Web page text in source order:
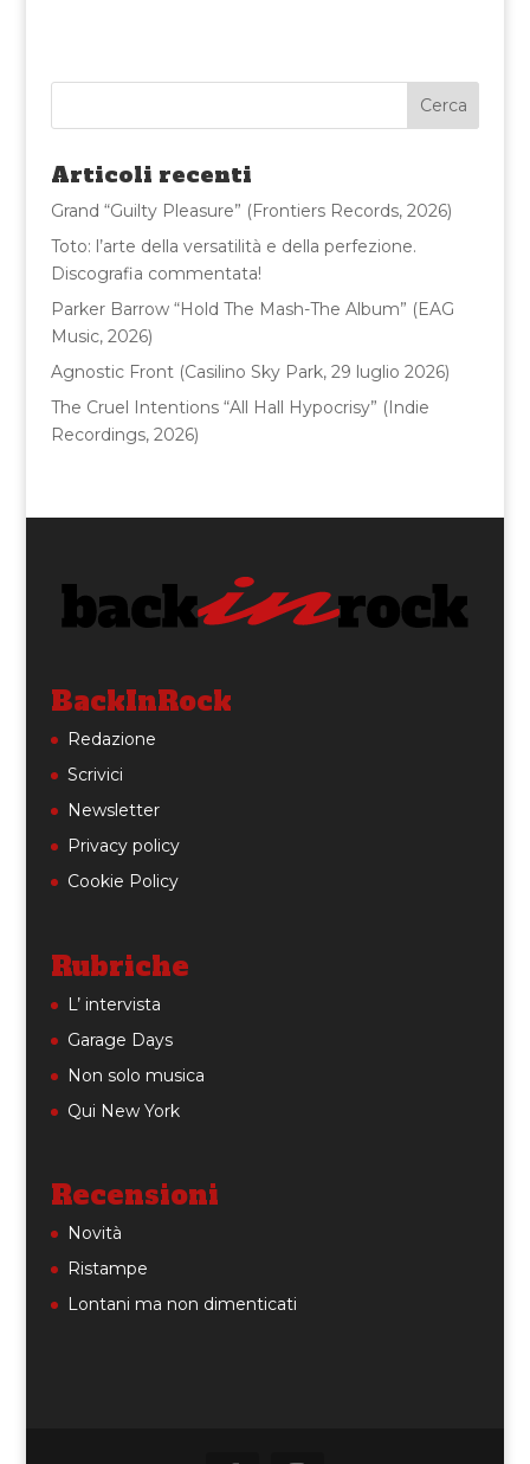
e
b
o
o
k
te
r
l
di
vi
di
Articoli recenti
Grand “Guilty Pleasure” (Frontiers Records, 2026)
Toto: l’arte della versatilità e della perfezione.
Discografia commentata!
Parker Barrow “Hold The Mash-The Album” (EAG
Music, 2026)
Agnostic Front (Casilino Sky Park, 29 luglio 2026)
The Cruel Intentions “All Hall Hypocrisy” (Indie
Recordings, 2026)
BackInRock
Redazione
Scrivici
Newsletter
Privacy policy
Cookie Policy
Rubriche
L’ intervista
Garage Days
Non solo musica
Qui New York
Recensioni
Novità
Ristampe
Lontani ma non dimenticati